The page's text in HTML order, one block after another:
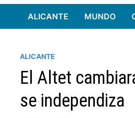
ALICANTE MUNDO
ALICANTE
El Altet
se independiza